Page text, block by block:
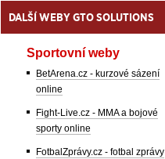
DALŠÍ WEBY GTO SOLUTIONS
Sportovní weby
BetArena.cz - kurzové sázení
online
Fight-Live.cz - MMA a bojové
sporty online
FotbalZprávy.cz - fotbal zprávy